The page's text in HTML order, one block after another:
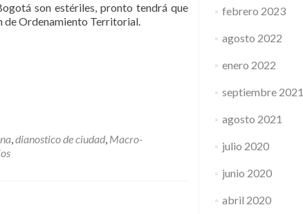
son estériles, pronto tendrá que
de Ordenamiento Territorial.
,dianostico de ciudad, Macro-
febrero 2023
agosto 2022
enero 2022
septiembre 2021
agosto 2021
julio 2020
junio 2020
abril 2020